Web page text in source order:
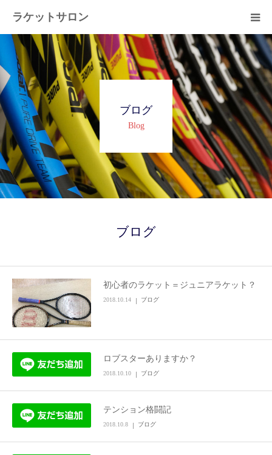
ラケットサロン
ブログ
Blog
ブログ
初心者のラケット＝ジュニアラケット？
2018.10.14 ブログ
ロブスターありますか？
2018.10.10 ブログ
テンション格闘記
2018.10.8 ブログ
ホーム
ショッピング
サービス
プライベートレッスン
ブログ
お問い合わせ